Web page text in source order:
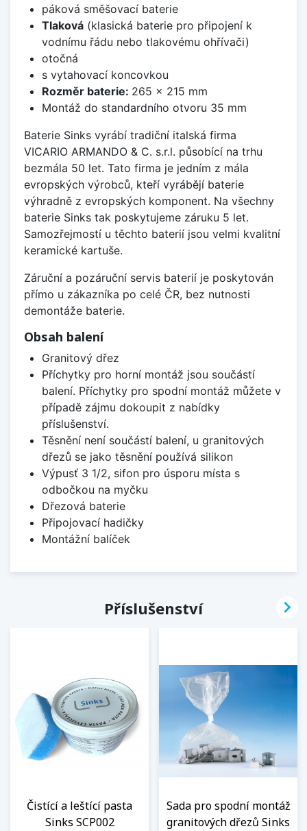
páková směšovací baterie
Tlaková(klasická baterie pro připojení k
vodnímu řádu nebo tlakovému ohřívači)
otočná
s vytahovací koncovkou
Rozměr baterie: 265 x 215 mm
Montáž do standardního otvoru 35 mm
Baterie Sinks vyrábí tradiční italská firma
VICARIO ARMANDO & C. s.r.l. působící na trhu
bezmála 50 let. Tato firma je jedním z mála
evropských výrobců, kteří vyrábějí baterie
výhradně z evropských komponent. Na všechny
baterie Sinks tak poskytujeme záruku 5 let.
Samozřejmostí u těchto baterií jsou velmi kvalitní
keramické kartuše.
Záruční a pozáruční servis baterií je poskytován
přímo u zákazníka po celé ČR, bez nutnosti
demontáže baterie.
Obsah balení
Granitový dřez
Příchytky pro horní montáž jsou součástí
balení. Příchytky pro spodní montáž můžete v
případě zájmu dokoupit z nabídky
příslušenství.
Těsnění není součástí balení, u granitových
dřezů se jako těsnění používá silikon
Výpusť 3 1/2, sifon pro úsporu místa s
odbočkou na myčku
Dřezová baterie
Připojovací hadičky
Montážní balíček
Příslušenství
Čistící a leštící pasta
Sinks SCP002
Sada pro spodní montáž
granitových dřezů Sinks
